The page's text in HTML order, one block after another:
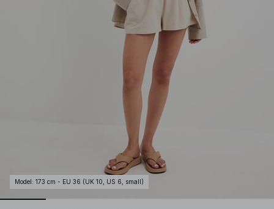
Model : 173 cm - EU 36 (UK 10, US 6, small)